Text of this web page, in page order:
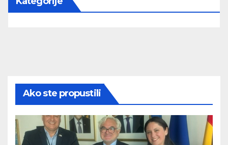
Ako ste propustili